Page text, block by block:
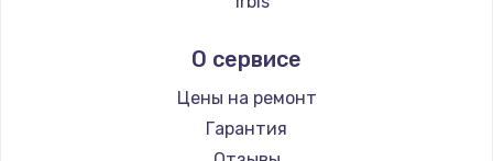
Замена термопасты
Заказать
Microsoft
BlackView
Amazon
Aquarius
О сервисе
Цены на ремонт
Гарантия